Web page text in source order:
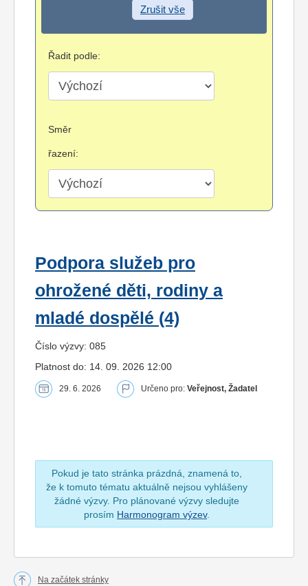
Zrušit vše
Řadit podle:
Směr
řazení:
Podpora služeb pro
ohrožené děti, rodiny a
mladé dospělé (4)
Číslo výzvy: 085
Platnost do: 14. 09. 2026 12:00
29. 6. 2026 Určeno pro: Veřejnost, Žadatel
Pokud je tato stránka prázdná, znamená to,
že k tomuto tématu aktuálně nejsou vyhlášeny
žádné výzvy. Pro plánované výzvy sledujte
prosím Harmonogram výzev.
Na začátek stránky